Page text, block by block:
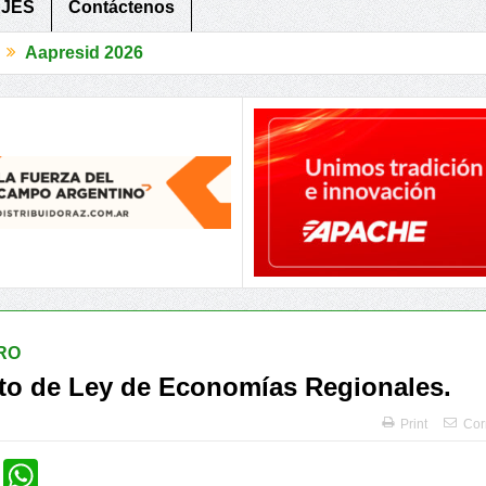
Contáctenos
compartieron herramientas para recuperar la Confianza
de Ley de Economías Regionales.
Print
Twitter